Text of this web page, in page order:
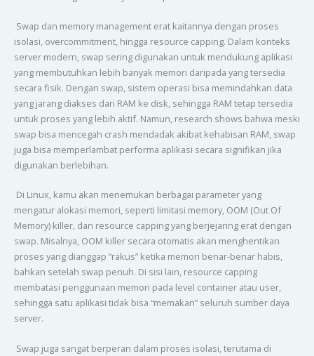
Swap dan memory management erat kaitannya dengan proses
isolasi, overcommitment, hingga resource capping. Dalam konteks
server modern, swap sering digunakan untuk mendukung aplikasi
yang membutuhkan lebih banyak memori daripada yang tersedia
secara fisik. Dengan swap, sistem operasi bisa memindahkan data
yang jarang diakses dari RAM ke disk, sehingga RAM tetap tersedia
untuk proses yang lebih aktif. Namun, research shows bahwa meski
swap bisa mencegah crash mendadak akibat kehabisan RAM, swap
juga bisa memperlambat performa aplikasi secara signifikan jika
digunakan berlebihan.
Di Linux, kamu akan menemukan berbagai parameter yang
mengatur alokasi memori, seperti limitasi memory, OOM (Out Of
Memory) killer, dan resource capping yang berjejaring erat dengan
swap. Misalnya, OOM killer secara otomatis akan menghentikan
proses yang dianggap “rakus” ketika memori benar-benar habis,
bahkan setelah swap penuh. Di sisi lain, resource capping
membatasi penggunaan memori pada level container atau user,
sehingga satu aplikasi tidak bisa “memakan” seluruh sumber daya
server.
Swap juga sangat berperan dalam proses isolasi, terutama di